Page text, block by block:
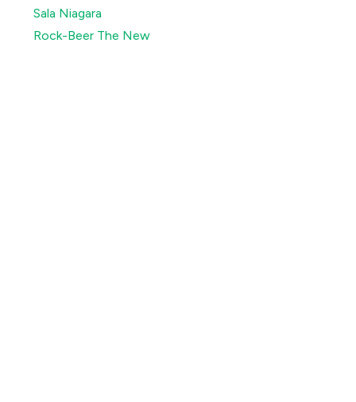
Sala Niagara
Rock-Beer The New